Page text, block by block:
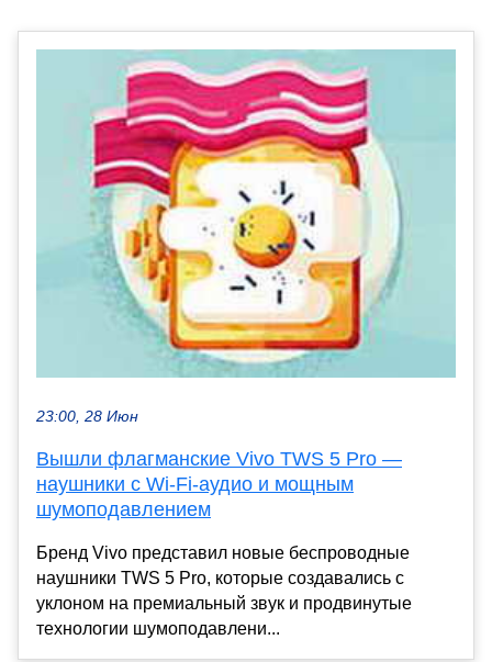
23:00, 28 Июн
Вышли флагманские Vivo TWS 5 Pro —
наушники с Wi-Fi-аудио и мощным
шумоподавлением
Бренд Vivo представил новые беспроводные
наушники TWS 5 Pro, которые создавались с
уклоном на премиальный звук и продвинутые
технологии шумоподавлени...